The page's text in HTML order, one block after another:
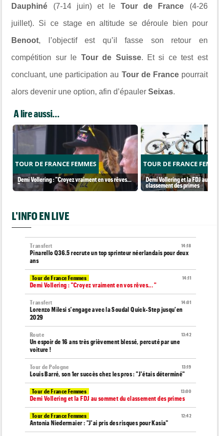
Dauphiné (7-14 juin) et le Tour de France (4-26
juillet). Si ce stage en altitude se déroule bien pour
Benoot, l’objectif est qu’il fasse son retour en
compétition sur le Tour de Suisse. Et si ce test est
concluant, une participation au Tour de Francepourrait
alors devenir une option, afin d’épaulerSeixas.
A lire aussi...
TOUR DE FRANCE FEMMES
Demi Vollering : "Croyez vraiment en vos rêves...
"
TOUR DE FRANCE
Demi Vollering et la FDJ au
classement des primes
L'INFO EN LIVE
14:18
Transfert
Pinarello Q36.5 recrute un top sprinteur néerlandais pour deux
ans
14:11
Tour de France Femmes
Demi Vollering : "Croyez vraiment en vos rêves... "
14:01
Transfert
Lorenzo Milesi s'engage avec la Soudal Quick-Step jusqu'en
2029
13:42
Route
Un espoir de 16 ans très grièvement blessé, percuté par une
voiture !
13:19
Tour de Pologne
Louis Barré, son 1er succès chez les pros : "J'étais déterminé"
13:00
Tour de France Femmes
Demi Vollering et la FDJ au sommet du classement des primes
12:42
Tour de France Femmes
Antonia Niedermaier : "J'ai pris des risques pour Kasia"